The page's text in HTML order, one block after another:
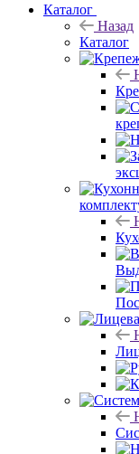
Каталог
Назад
Каталог